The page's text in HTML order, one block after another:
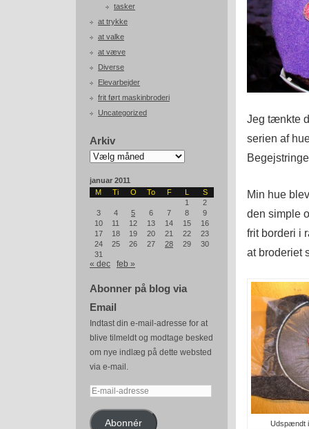
tasker
at trykke
at valke
at væve
Diverse
Elevarbejder
frit ført maskinbroderi
Uncategorized
Arkiv
Arkiv
januar 2011
M
Ti O To F L
S
1
2
3
4 5 6 7 8
9
10
11 12 13 14 15
16
17
18 19 20 21 22
23
24
25 26 27 28 29
30
31
« dec feb »
Abonner på blog via
Email
Indtast din e-mail-adresse for at
blive tilmeldt og modtage besked
om nye indlæg på dette websted
via e-mail.
E-
adresseAbonnér
Jeg tænkte
serien af
Min hue
den simple
frit borderi i
at broderiet
Udspændt